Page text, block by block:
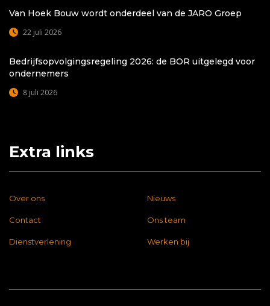
Van Hoek Bouw wordt onderdeel van de JARO Groep
22 juli 2026
Bedrijfsopvolgingsregeling 2026: de BOR uitgelegd voor
ondernemers
8 juli 2026
Extra links
Over ons Nieuws
Contact Ons team
Dienstverlening Werken bij